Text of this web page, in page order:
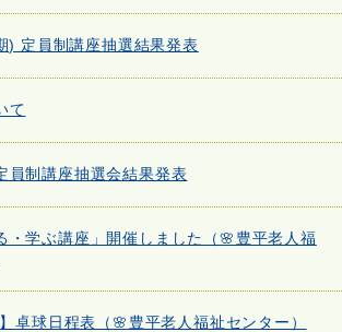
) 定員制講座抽選結果発表
て
制講座抽選会結果発表
・学ぶ講座」開催しました（🌸豊平老人福
卓球日程表（🌸豊平老人福祉センター）